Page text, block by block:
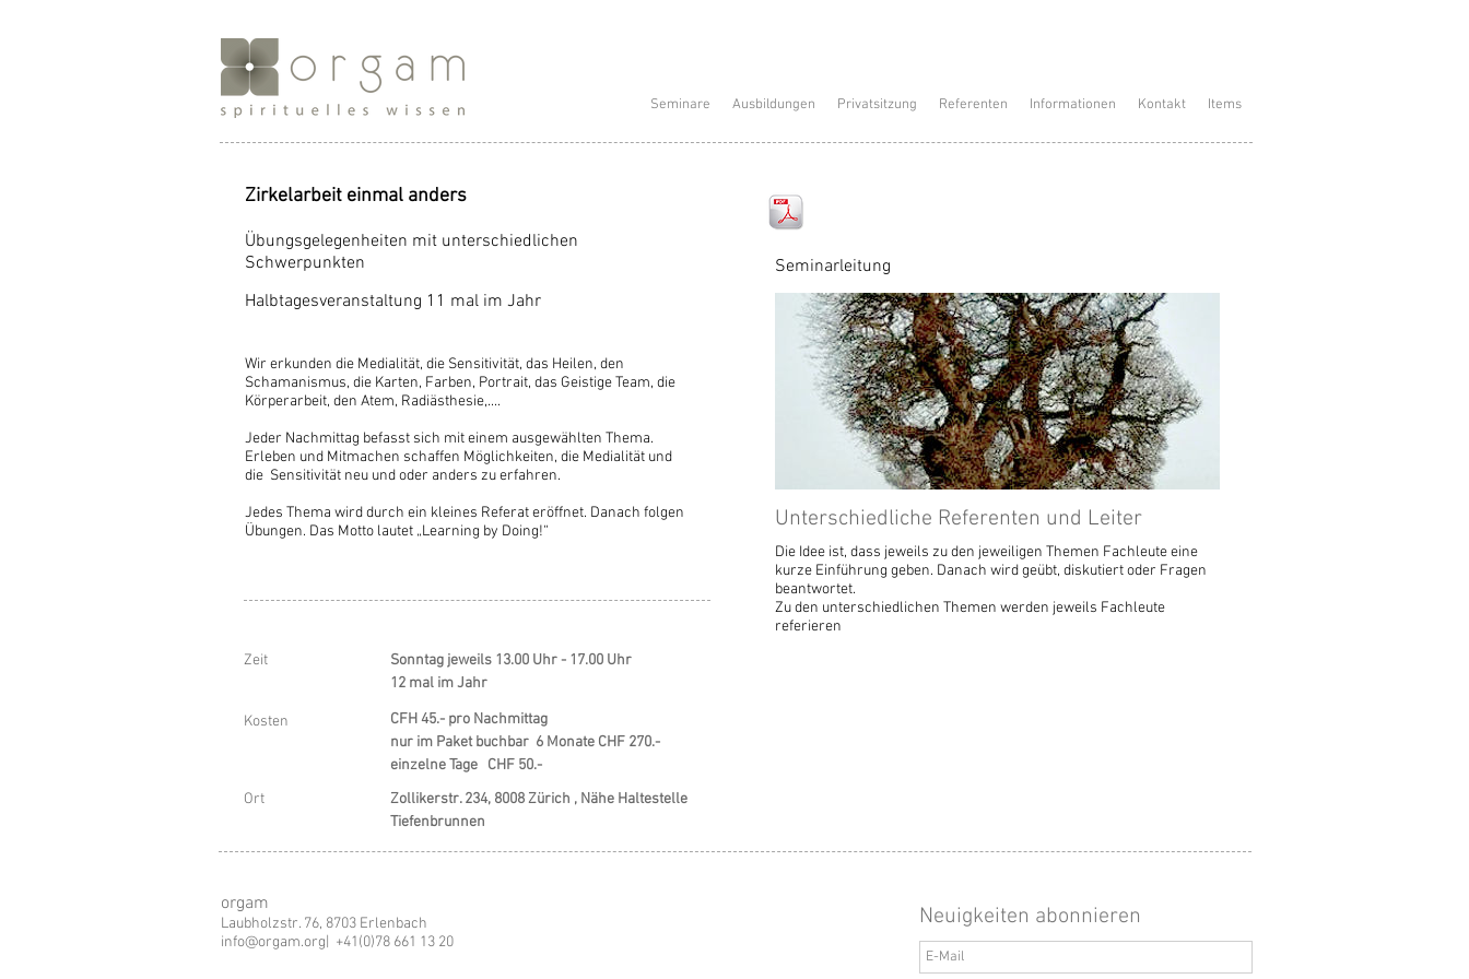
Seminare Ausbildungen Privatsitzung Referenten Informationen Kontakt Items
Zirkelarbeit einmal anders
Übungsgelegenheiten mit unterschiedlichen
Schwerpunkten
Halbtagesveranstaltung 11 mal im Jahr
Wir erkunden die Medialität, die Sensitivität, das Heilen, den
Schamanismus, die Karten, Farben, Portrait, das Geistige Team, die
Körperarbeit, den Atem, Radiästhesie,....
Jeder Nachmittag befasst sich mit einem ausgewählten Thema.
Erleben und Mitmachen schaffen Möglichkeiten, die Medialität und
die Sensitivität neu und oder anders zu erfahren.
Jedes Thema wird durch ein kleines Referat eröffnet. Danach folgen
Übungen. Das Motto lautet „Learning by Doing!“
Zeit
Sonntag jeweils 13.00 Uhr - 17.00 Uhr
12 mal im Jahr
Kosten
CFH 45.- pro Nachmittag
nur im Paket buchbar 6 Monate CHF 270.-
einzelne Tage CHF 50.-
Ort
Zollikerstr. 234, 8008 Zürich , Nähe Haltestelle
Tiefenbrunnen
Seminarleitung
Unterschiedliche Referenten und Leiter
Die Idee ist, dass jeweils zu den jeweiligen Themen Fachleute eine
kurze Einführung geben. Danach wird geübt, diskutiert oder Fragen
beantwortet.
Zu den unterschiedlichen Themen werden jeweils Fachleute
referieren
orgam
Laubholzstr. 76, 8703 Erlenbach
info@orgam.org | +41(0)78 661 13 20
Neuigkeiten abonnieren